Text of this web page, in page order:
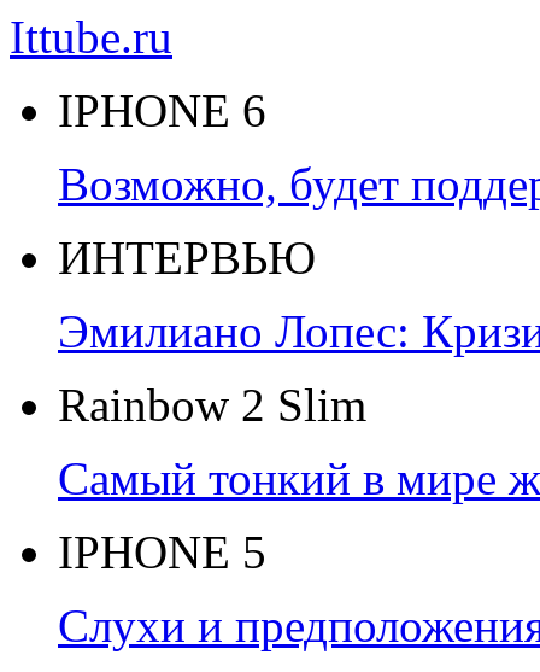
Ittube.ru
IPHONE 6
Возможно, будет
ИНТЕРВЬЮ
Эмилиано Лопес:
Rainbow 2 Slim
Самый тонкий в мире
IPHONE 5
Слухи и